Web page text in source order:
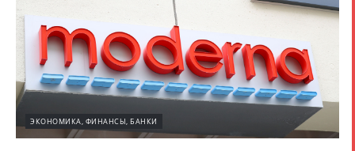
ЭКОНОМИКА, ФИНАНСЫ, БАНКИ